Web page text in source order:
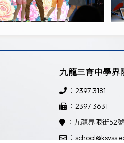
九龍三育中學界
：2397 3181
：2397 3631
：九龍界限街52號
：